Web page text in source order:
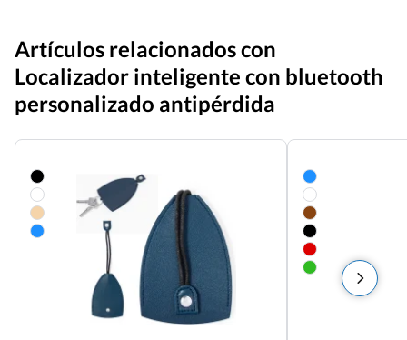
Artículos relacionados con
Localizador inteligente con bluetooth
personalizado antipérdida